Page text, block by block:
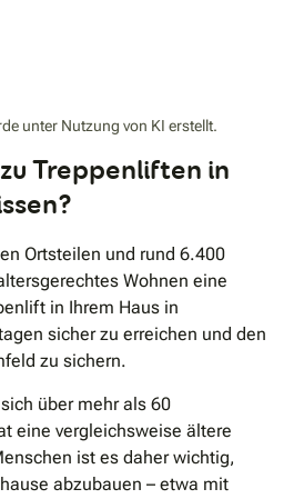
unter Nutzung von KI erstellt.
Treppenliften in
Ortsteilen und rund 6.400
Wohnen eine
in Ihrem Haus in
sicher zu erreichen und den
zu sichern.
über mehr als 60
eine vergleichsweise ältere
ist es daher wichtig,
abzubauen – etwa mit